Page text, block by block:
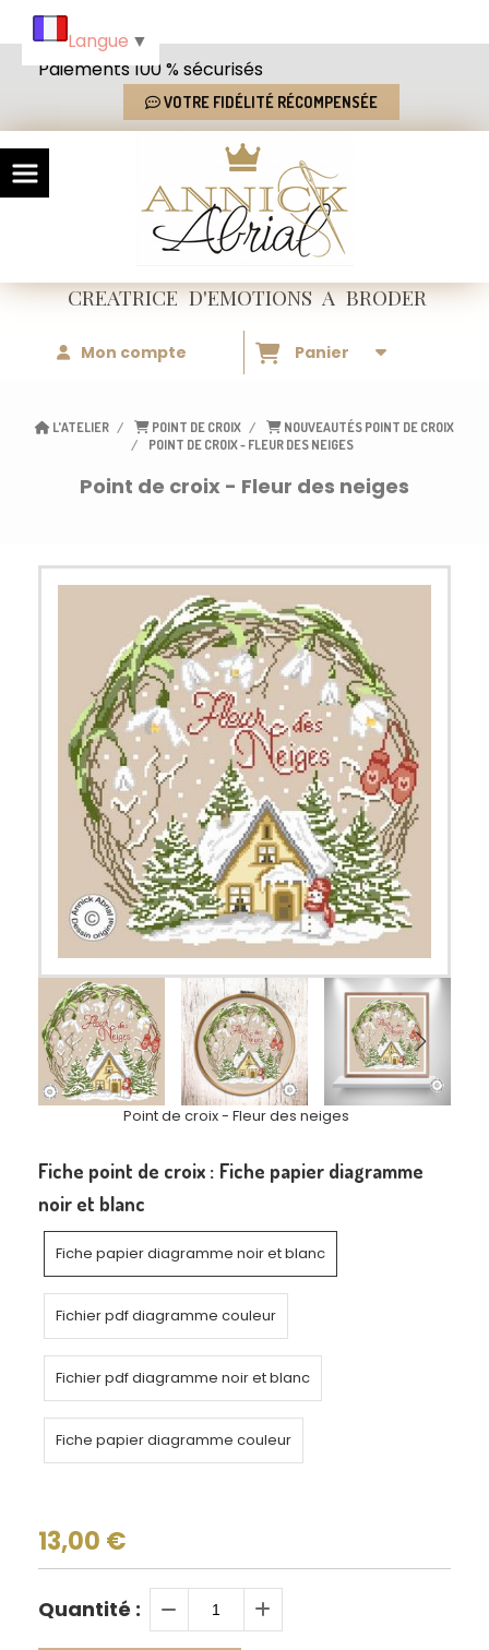
Paiements 100 % sécurisés
VOTRE FIDÉLITÉ RÉCOMPENSÉE
CREATRICED'EMOTIONSA BRODER
Mon compte Panier
L'ATELIER POINT DE CROIX
NOUVEAUTÉS POINT DE CROIX
POINT DE CROIX - FLEUR DES NEIGES
Point de croix - Fleur des neiges
Point de croix - Fleur des neiges
Fiche point de croix : Fiche papier diagramme
noir et blanc
Fiche papier diagramme noir et blanc
Fichier pdf diagramme couleur
Fichier pdf diagramme noir et blanc
Fiche papier diagramme couleur
13,00 €
Quantité :
Langue ▼